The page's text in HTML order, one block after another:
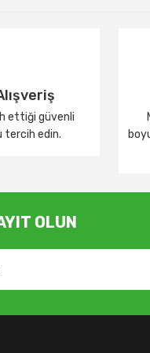
ettiği güvenli
tercih edin.
OLUN